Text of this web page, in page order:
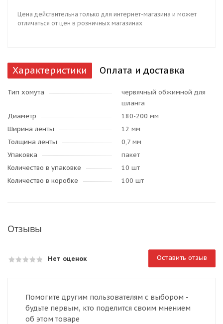
Цена действительна только для интернет-магазина и может
отличаться от цен в розничных магазинах
Характеристики Оплата и доставка
Тип хомута
червячный обжимной для
шланга
Диаметр
180-200 мм
Ширина ленты
12 мм
Толщина ленты
0,7 мм
Упаковка
пакет
Количество в упаковке
10 шт
Количество в коробке
100 шт
Отзывы
Нет оценок Оставить отзыв
Помогите другим пользователям с выбором -
будьте первым, кто поделится своим мнением
об этом товаре